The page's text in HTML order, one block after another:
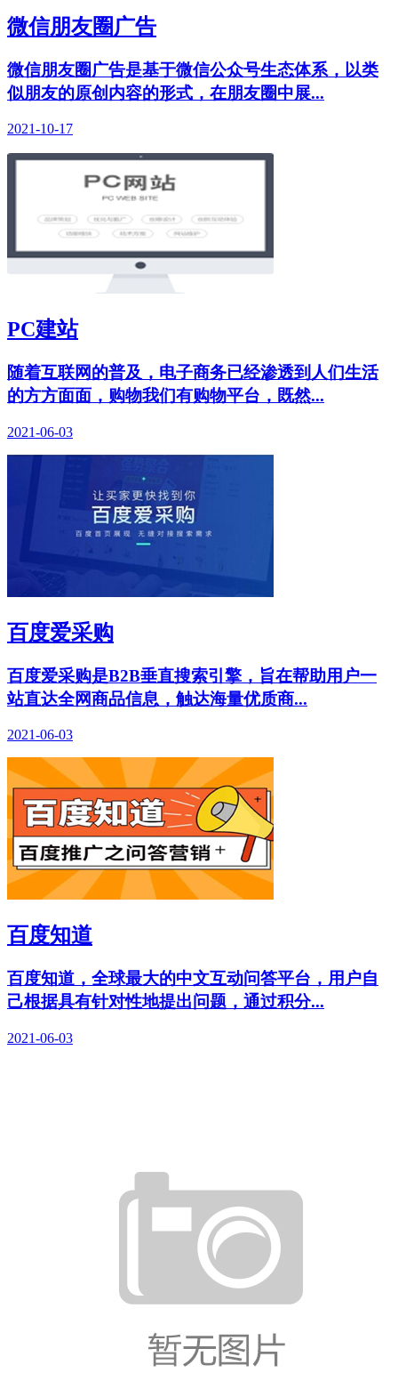
微信朋友圈广告
微信朋友圈广告是基于微信公众号生态体系，以类
似朋友的原创内容的形式，在朋友圈中展...
2021-10-17
PC建站
随着互联网的普及，电子商务已经渗透到人们生活
的方方面面，购物我们有购物平台，既然...
2021-06-03
百度爱采购
百度爱采购是B2B垂直搜索引擎，旨在帮助用户一
站直达全网商品信息，触达海量优质商...
2021-06-03
百度知道
百度知道，全球最大的中文互动问答平台，用户自
己根据具有针对性地提出问题，通过积分...
2021-06-03